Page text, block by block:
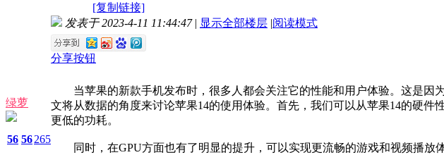
[复制链接]
绿萝
56 56265
发表于 2023-4-11 11:44:47 | 显示全部楼层 |阅读模式
分享按钮
当苹果的新款手机发布时，很多人都会关注它的性能和用户体验。这是因
文将从数据的角度来讨论苹果14的使用体验。首先，我们可以从苹果14的硬
更低的功耗。
同时，在GPU方面也有了明显的提升，可以实现更流畅的游戏和视频播放